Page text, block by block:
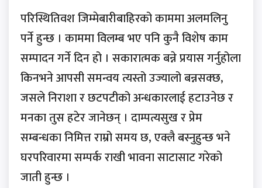
परिस्थितिवश जिम्मेबारीबाहिरको काममा अलमलिनु
पर्ने हुन्छ । काममा विलम्ब भए पनि कुनै विशेष काम
सम्पादन गर्ने दिन हो । सकारात्मक बन्ने प्रयास गर्नुहोला
किनभने आपसी समन्वय त्यस्तो उज्यालो बन्नसक्छ,
जसले निराशा र छटपटीको अन्धकारलाई हटाउनेछ र
मनका तुस हटेर जानेछन् । दाम्पत्यसुख र प्रेम
सम्बन्धका निमित्त राम्रो समय छ, एक्लै बस्नुहुन्छ भने
घरपरिवारमा सम्पर्क राखी भावना साटासाट गरेको
जाती हुन्छ ।